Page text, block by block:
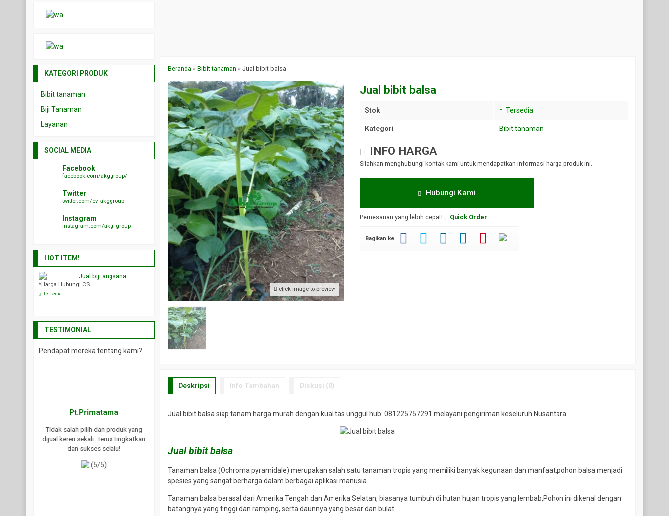
Beranda »Bibit tanaman »Jual bibit balsa
click image to preview
Jual bibit balsa
Stok Tersedia
Kategori Bibit tanaman
INFO HARGA
Silahkan menghubungi kontak kami untuk mendapatkan informasi harga produk ini.
Hubungi Kami
Pemesanan yang lebih cepat! Quick Order
Bagikan ke
Deskripsi Info Tambahan Diskusi (0)
Jual bibit balsa siap tanam harga murah dengan kualitas unggul hub: 081225757291 melayani pengiriman keseluruh Nusantara.
Jual bibit balsa
Tanaman balsa (Ochroma pyramidale) merupakan salah satu tanaman tropis yang memiliki banyak kegunaan dan manfaat,pohon balsa menjadi
spesies yang sangat berharga dalam berbagai aplikasi manusia.
Tanaman balsa berasal dari Amerika Tengah dan Amerika Selatan, biasanya tumbuh di hutan hujan tropis yang lembab,Pohon ini dikenal dengan
batangnya yang tinggi dan ramping, serta daunnya yang besar dan bulat.
KATEGORI PRODUK
Bibit tanaman
Biji Tanaman
Layanan
SOCIAL MEDIA
Facebook
facebook.com/akggroup/
Twitter
twitter.com/cv_akggroup
Instagram
instagram.com/akg_group
HOT ITEM!
Jual biji angsana
*Harga Hubungi CS
Tersedia
Jual biji PJ (Pueraria
javanica)
*Harga Hubungi CS
Jual biji mindi
*Harga Hubungi CS
Tersedia
TESTIMONIAL
Pendapat mereka tentang kami?
Pt.Primatama
Tidak salah pilih dan produk yang
dijual keren sekali. Terus tingkatkan
dan sukses selalu!
(5/5)
Rofiq- Semarang
diberikan TOP banget. Sukses selalu
kepada teman dan kerabat saya.
(5/5)